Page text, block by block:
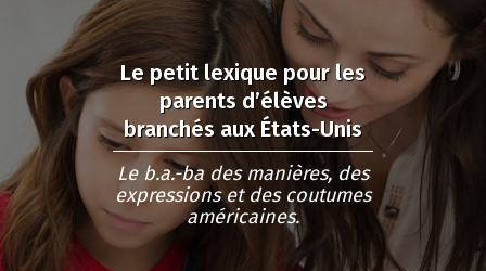
Le petit lexique pour les
parents d’élèves
branchés aux États-Unis
Le b.a.-ba des manières, des
expressions et des coutumes
américaines.